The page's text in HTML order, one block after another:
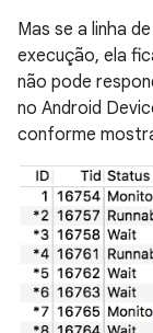
Mas se a linha
execução, ela
não pode
no Android
conforme